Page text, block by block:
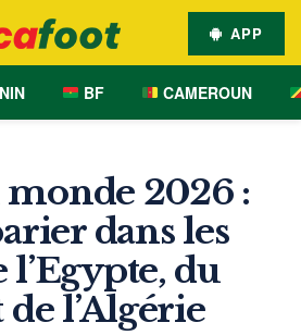
APP
BF CAMEROUN
2026 :
dans les
l’Egypte, du
de l’Algérie